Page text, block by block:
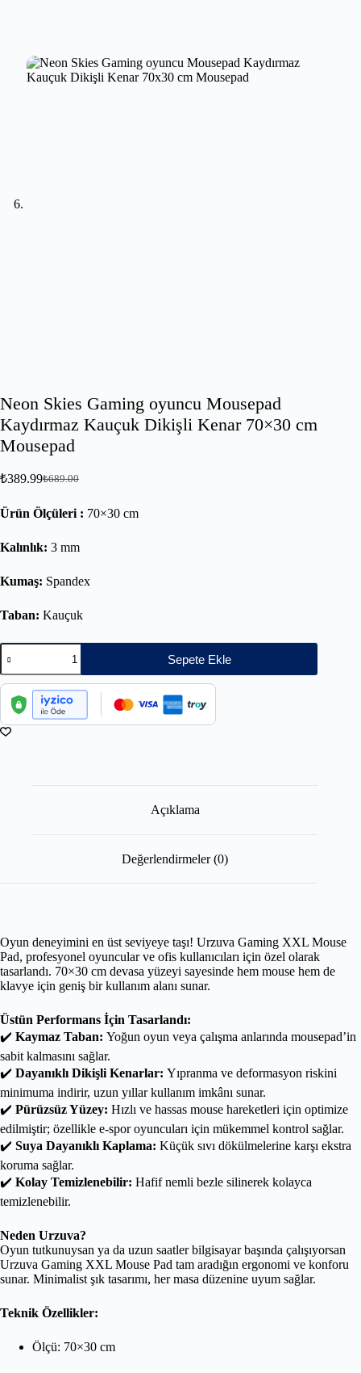
Neon Skies Gaming oyuncu Mousepad
Kaydırmaz Kauçuk Dikişli Kenar 70×30 cm
Mousepad
₺689.00
₺389.99
Ürün Ölçüleri : 70×30 cm
Kalınlık: 3 mm
Kumaş: Spandex
Taban: Kauçuk
Sepete Ekle
Açıklama
Değerlendirmeler (0)
Oyun deneyimini en üst seviyeye taşı! Urzuva Gaming XXL Mouse
Pad, profesyonel oyuncular ve ofis kullanıcıları için özel olarak
tasarlandı. 70×30 cm devasa yüzeyi sayesinde hem mouse hem de
klavye için geniş bir kullanım alanı sunar.
Üstün Performans İçin Tasarlandı:
✔️ Kaymaz Taban: Yoğun oyun veya çalışma anlarında mousepad’in
sabit kalmasını sağlar.
✔️ Dayanıklı Dikişli Kenarlar: Yıpranma ve deformasyon riskini
minimuma indirir, uzun yıllar kullanım imkânı sunar.
✔️ Pürüzsüz Yüzey: Hızlı ve hassas mouse hareketleri için optimize
edilmiştir; özellikle e-spor oyuncuları için mükemmel kontrol sağlar.
✔️ Suya Dayanıklı Kaplama: Küçük sıvı dökülmelerine karşı ekstra
koruma sağlar.
✔️ Kolay Temizlenebilir: Hafif nemli bezle silinerek kolayca
temizlenebilir.
Neden Urzuva?
Oyun tutkunuysan ya da uzun saatler bilgisayar başında çalışıyorsan
Urzuva Gaming XXL Mouse Pad tam aradığın ergonomi ve konforu
sunar. Minimalist şık tasarımı, her masa düzenine uyum sağlar.
Teknik Özellikler:
Ölçü: 70×30 cm